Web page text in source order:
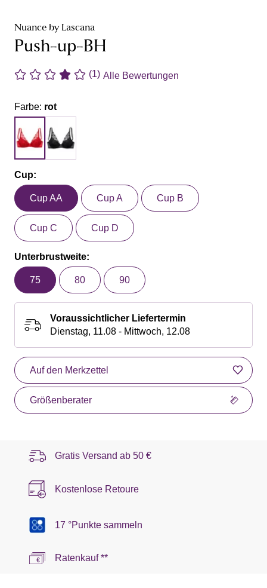
Nuance by Lascana
Push-up-BH
(1) Alle Bewertungen
Farbe: rot
Cup:
Cup AA Cup A Cup B
Cup C Cup D
Unterbrustweite:
75 80 90
Voraussichtlicher Liefertermin
Dienstag, 11.08 - Mittwoch, 12.08
Auf den Merkzettel
Größenberater
Gratis Versand ab 50 €
Kostenlose Retoure
17 °Punkte sammeln
Ratenkauf **